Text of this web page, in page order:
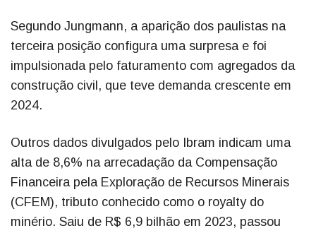
Segundo Jungmann, a aparição dos paulistas na
terceira posição configura uma surpresa e foi
impulsionada pelo faturamento com agregados da
construção civil, que teve demanda crescente em
2024.
Outros dados divulgados pelo Ibram indicam uma
alta de 8,6% na arrecadação da Compensação
Financeira pela Exploração de Recursos Minerais
(CFEM), tributo conhecido como o royalty do
minério. Saiu de R$ 6,9 bilhão em 2023, passou